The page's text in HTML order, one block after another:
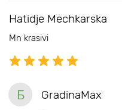
Hatidje Mechkarska
Mn krasivi
Б GradinaMax